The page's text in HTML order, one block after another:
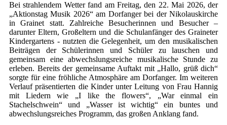
Bei strahlendem Wetter fand am Freitag, den 22. Mai 2026, der
„Aktionstag Musik 2026“ am Dorfanger bei der Nikolauskirche
in Grainet statt. Zahlreiche Besucherinnen und Besucher –
darunter Eltern, Großeltern und die Schulanfänger des Graineter
Kindergartens - nutzten die Gelegenheit, um den musikalischen
Beiträgen der Schülerinnen und Schüler zu lauschen und
gemeinsam eine abwechslungsreiche musikalische Stunde zu
erleben. Bereits der gemeinsame Auftakt mit „Hallo, grüß dich“
sorgte für eine fröhliche Atmosphäre am Dorfanger. Im weiteren
Verlauf präsentierten die Kinder unter Leitung von Frau Hannig
mit Liedern wie „I like the flowers“, „War einmal ein
Stachelschwein“ und „Wasser ist wichtig“ ein buntes und
abwechslungsreiches Programm, das großen Anklang fand.